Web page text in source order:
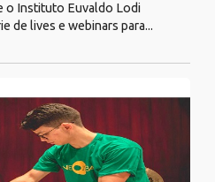
o Instituto Euvaldo Lodi
de lives e webinars para...